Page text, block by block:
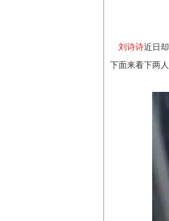
刘诗诗近日
下面来看下两